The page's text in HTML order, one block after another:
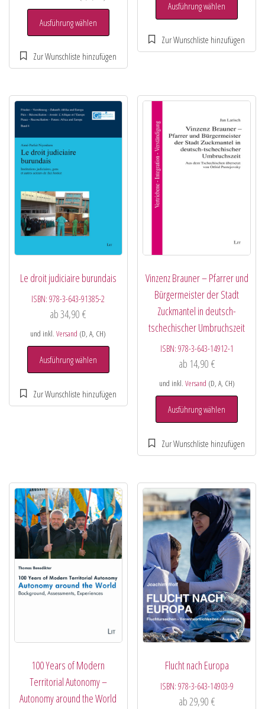
Ausführung wählen
Ausführung wählen
Le droit judiciaire burundais
ISBN:978-3-643-91385-2
ab34,90€
und inkl.Versand (D, A, CH)
Ausführung wählen
Vinzenz Brauner – Pfarrer und
Bürgermeister der Stadt
Zuckmantel in deutsch-
tschechischer Umbruchszeit
ISBN: 978-3-643-14912-1
ab 14,90 €
und inkl. Versand (D, A, CH)
Ausführung wählen
100 Years of Modern
Territorial Autonomy –
Autonomy around the World
Flucht nach Europa
ISBN: 978-3-643-14903-9
ab 29,90 €